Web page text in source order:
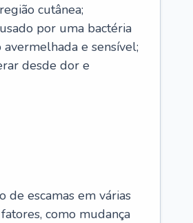
cutânea;
por uma bactéria
e sensível;
desde dor e
de escamas em várias
como mudança